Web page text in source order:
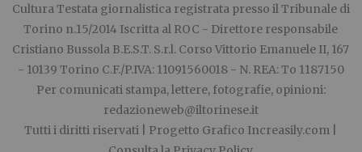
Cultura Testata giornalistica registrata presso il Tribunale di
Torino n.15/2014 Iscritta al ROC - Direttore responsabile
Cristiano Bussola B.E.S.T. S.r.l. Corso Vittorio Emanuele II, 167
- 10139 Torino C.F./P.IVA: 11091560018 - N. REA: To 1187150
Per comunicati stampa, lettere, fotografie, opinioni:
redazioneweb@iltorinese.it
Tutti i diritti riservati | Progetto Grafico Increasily.com